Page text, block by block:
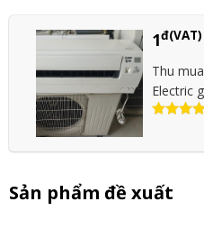
1đ(VAT)
Thu
Electric
Sản phẩm đề xuất